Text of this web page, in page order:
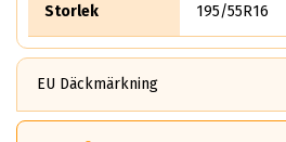
Storlek 195/55R16
EU Däckmärkning